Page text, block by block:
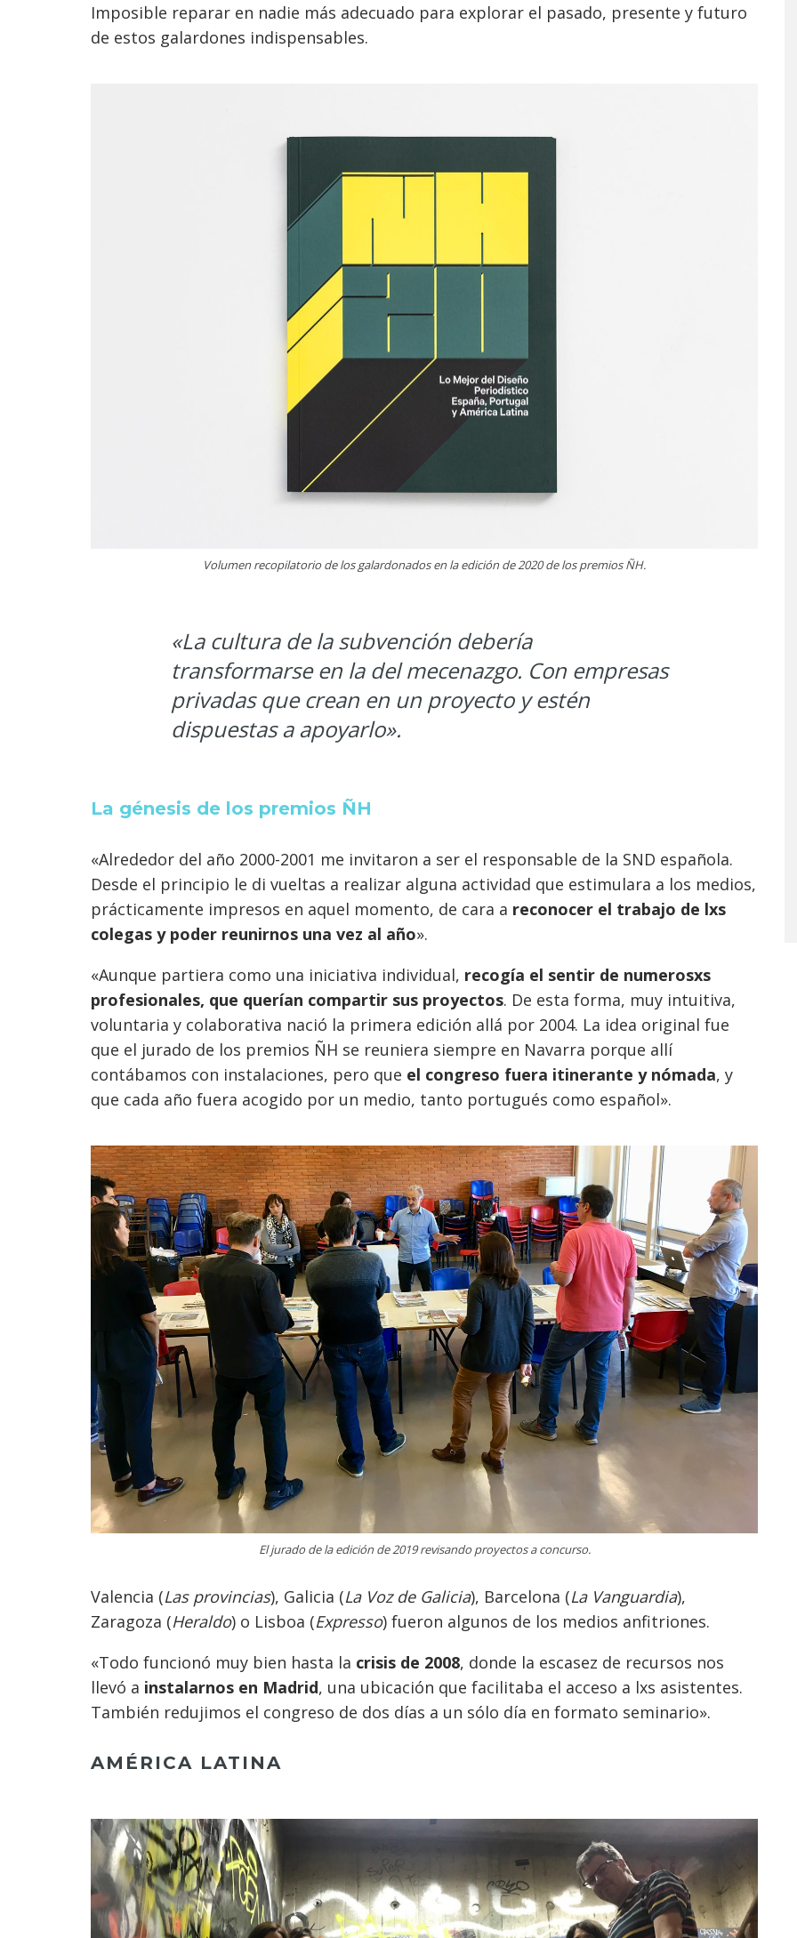
Imposible reparar en nadie más adecuado para explorar el pasado, presente y futuro
de estos galardones indispensables.
Volumen recopilatorio de los galardonados en la edición de 2020 de los premios ÑH.
«La cultura de la subvención debería
transformarse en la del mecenazgo. Con empresas
privadas que crean en un proyecto y estén
dispuestas a apoyarlo».
La génesis de los premios ÑH
«Alrededor del año 2000-2001 me invitaron a ser el responsable de la SND española.
Desde el principio le di vueltas a realizar alguna actividad que estimulara a los medios,
prácticamente impresos en aquel momento, de cara a reconocer el trabajo de lxs
colegas y poder reunirnos una vez al año».
«Aunque partiera como una iniciativa individual, recogía el sentir de numerosxs
profesionales, que querían compartir sus proyectos. De esta forma, muy intuitiva,
voluntaria y colaborativa nació la primera edición allá por 2004. La idea original fue
que el jurado de los premios ÑH se reuniera siempre en Navarra porque allí
contábamos con instalaciones, pero que el congreso fuera itinerante y nómada, y
que cada año fuera acogido por un medio, tanto portugués como español».
El jurado de la edición de 2019 revisando proyectos a concurso.
Valencia (Las provincias), Galicia (La Voz de Galicia), Barcelona (La Vanguardia),
Zaragoza (Heraldo) o Lisboa (Expresso) fueron algunos de los medios anfitriones.
«Todo funcionó muy bien hasta la crisis de 2008, donde la escasez de recursos nos
llevó a instalarnos en Madrid, una ubicación que facilitaba el acceso a lxs asistentes.
También redujimos el congreso de dos días a un sólo día en formato seminario».
AMÉRICA LATINA